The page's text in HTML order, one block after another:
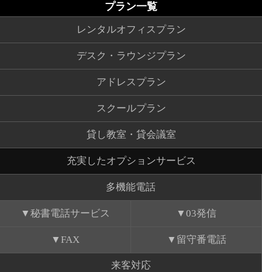
プラン一覧
レンタルオフィスプラン
デスク・ラウンジプラン
アドレスプラン
スクールプラン
貸し教室・貸会議室
充実したオプションサービス
多機能電話
秘書電話サービス 03発信
FAX 留守番電話
来客対応